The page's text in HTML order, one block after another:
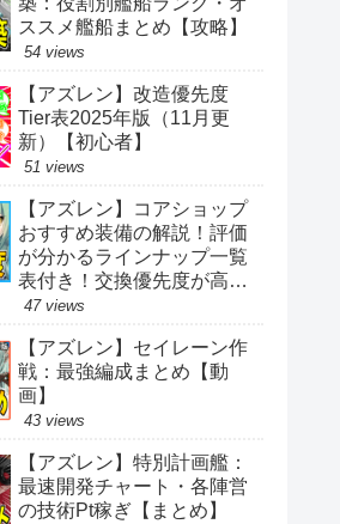
ススメ艦船まとめ【攻略】
54 views
【アズレン】改造優先度
Tier表2025年版（11月更
新）【初心者】
51 views
【アズレン】コアショップ
おすすめ装備の解説！評価
が分かるラインナップ一覧
表付き！交換優先度が高い
アイテムは？【アズールレ
47 views
【アズレン】セイレーン作
戦：最強編成まとめ【動
画】
43 views
【アズレン】特別計画艦：
最速開発チャート・各陣営
の技術Pt稼ぎ【まとめ】